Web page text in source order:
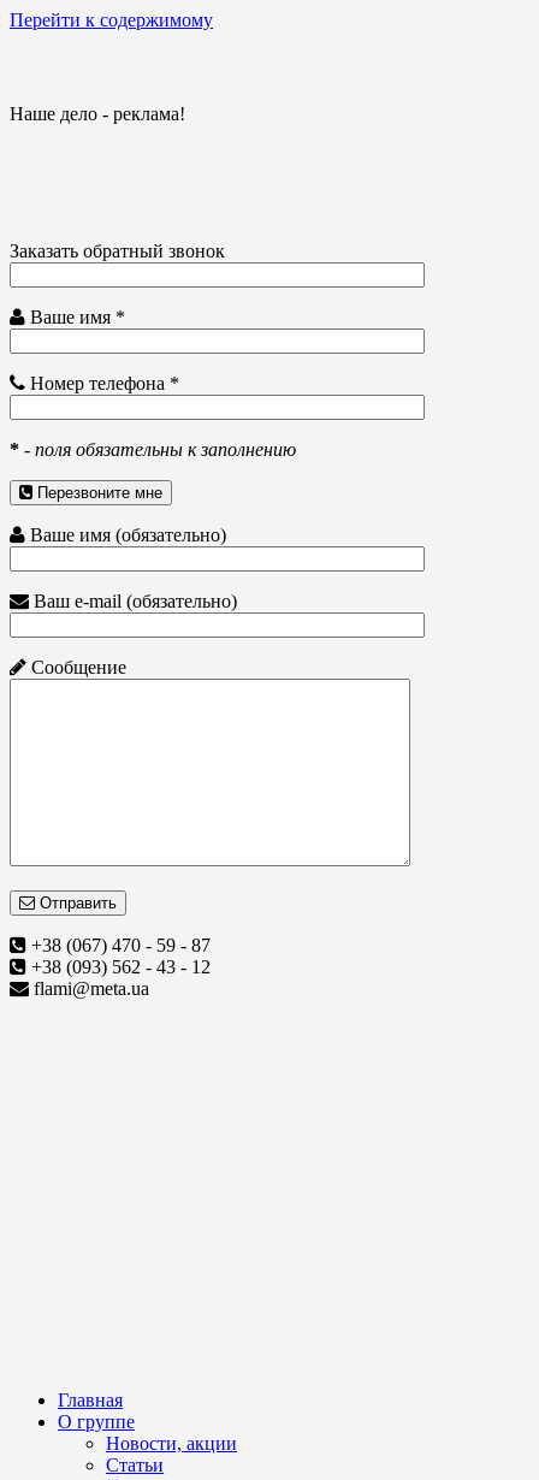
Перейти к содержимому
Наше дело - реклама!
Заказать обратный звонок
Ваше имя *
Номер телефона *
* - поля обязательны к заполнению
Перезвоните мне
Ваше имя (обязательно)
Ваш e-mail (обязательно)
Сообщение
Отправить
+38 (067) 470 - 59 - 87
+38 (093) 562 - 43 - 12
flami@meta.ua
Главная
О группе
Новости, акции
Статьи